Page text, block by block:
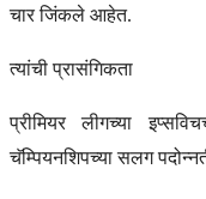
चार जिंकले आहेत.
त्यांची प्रासंगिकता
प्रीमियर लीगच्या
चॅम्पियनशिपच्या सलग